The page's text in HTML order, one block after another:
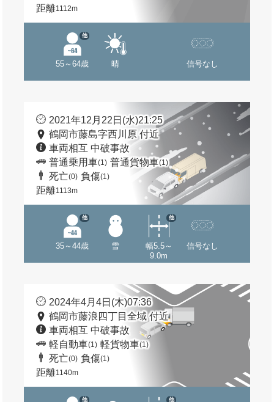
距離1112m
55～64歳
他
晴 信号なし
2021年12月22日(水)21:25
鶴岡市藤島字西川原 付近
車両相互 中破事故
普通乗用車(1) 普通貨物車(1)
死亡(0) 負傷(1)
距離1113m
35～44歳
他
雪
幅5.5～
9.0m
他
信号なし
2024年4月4日(木)07:36
鶴岡市藤浪四丁目全域 付近
車両相互 中破事故
軽自動車(1) 軽貨物車(1)
死亡(0) 負傷(1)
距離1140m
他 他